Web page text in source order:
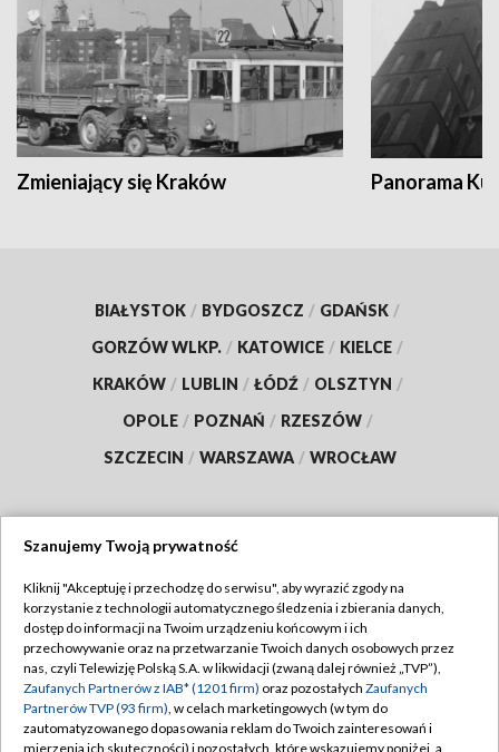
Zmieniający się Kraków Panorama
BIAŁYSTOK / BYDGOSZCZ / GDAŃSK /
GORZÓW WLKP. / KATOWICE / KIELCE /
KRAKÓW / LUBLIN / ŁÓDŹ / OLSZTYN /
OPOLE / POZNAŃ / RZESZÓW /
SZCZECIN / WARSZAWA / WROCŁAW
TVP
Abonament TVP
Emisja w TVP
Centrum informacji TVP
Regulamin TVP
Polityka prywatności
Moje zgody
Szanujemy Twoją prywatność
Kliknij "Akceptuję i przechodzę do serwisu", aby wyrazić zgody na
korzystanie z technologii automatycznego śledzenia i zbierania danych,
dostęp do informacji na Twoim urządzeniu końcowym i ich
przechowywanie oraz na przetwarzanie Twoich danych osobowych przez
nas, czyli Telewizję Polską S.A. w likwidacji (zwaną dalej również „TVP”),
Zaufanych Partnerów z IAB* (1201 firm) oraz pozostałych Zaufanych
Partnerów TVP (93 firm), w celach marketingowych (w tym do
zautomatyzowanego dopasowania reklam do Twoich zainteresowań i
mierzenia ich skuteczności) i pozostałych, które wskazujemy poniżej, a